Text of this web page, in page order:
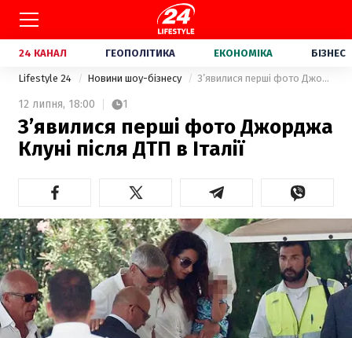
24 КАНАЛ ГЕОПОЛІТИКА ЕКОНОМІКА БІЗНЕС
Lifestyle 24 Новини шоу-бізнесу З’явилися перші фото Джорджа Клуні після ДТП в Італії
12 липня, 18:00 1
З’явилися перші фото Джорджа
Клуні після ДТП в Італії